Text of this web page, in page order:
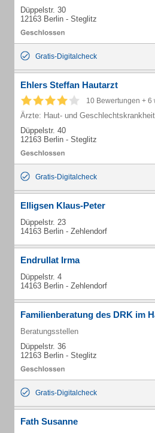
Düppelstr. 30
12163 Berlin - Steglitz
Gratis-Digitalcheck
Ehlers Steffan Hautarzt
10 Bewertungen + 6
Ärzte: Haut- und
Düppelstr. 40
12163 Berlin - Steglitz
Gratis-Digitalcheck
Elligsen Klaus-Peter
Düppelstr. 23
14163 Berlin - Zehlendorf
Endrullat Irma
Düppelstr. 4
14163 Berlin - Zehlendorf
Familienberatung des DRK im
Beratungsstellen
Düppelstr. 36
12163 Berlin - Steglitz
Gratis-Digitalcheck
Fath Susanne